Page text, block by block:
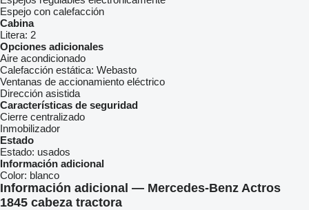
Espejo con calefacción
Cabina
Litera: 2
Opciones adicionales
Aire acondicionado
Calefacción estática: Webasto
Ventanas de accionamiento eléctrico
Dirección asistida
Características de seguridad
Cierre centralizado
Inmobilizador
Estado
Estado: usados
Información adicional
Color: blanco
Información adicional — Mercedes-Benz Actros
1845 cabeza tractora